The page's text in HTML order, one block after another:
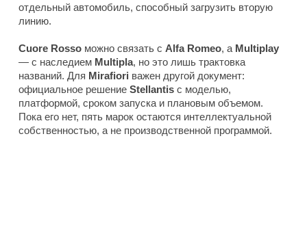
отдельный автомобиль, способный загрузить вторую
линию.
Cuore Rosso можно связать с Alfa Romeo, а Multiplay
— с наследием Multipla, но это лишь трактовка
названий. Для Mirafiori важен другой документ:
официальное решение Stellantis с моделью,
платформой, сроком запуска и плановым объемом.
Пока его нет, пять марок остаются интеллектуальной
собственностью, а не производственной программой.